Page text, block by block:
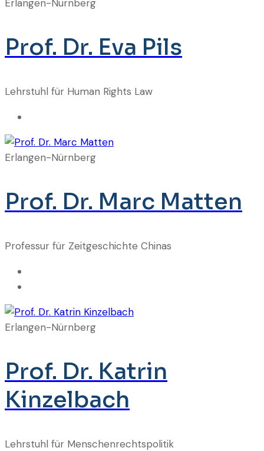
Erlangen-Nürnberg
Prof. Dr. Eva Pils
Lehrstuhl für Human Rights Law
Erlangen-Nürnberg
Prof. Dr. Marc Matten
Professur für Zeitgeschichte Chinas
Erlangen-Nürnberg
Prof. Dr. Katrin
Kinzelbach
Lehrstuhl für Menschenrechtspolitik